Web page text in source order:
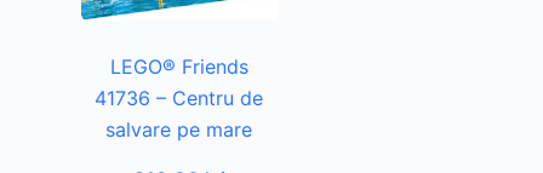
LEGO® Friends
41736 – Centru de
salvare pe mare